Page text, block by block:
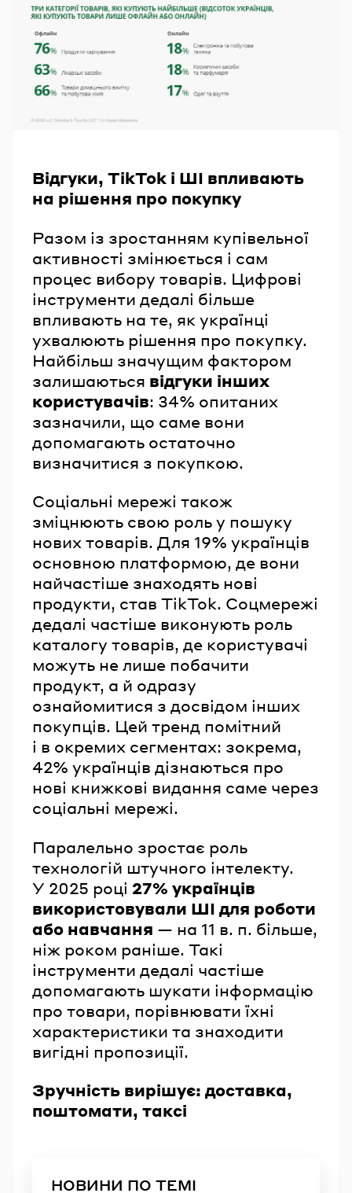
Відгуки, TikTok і ШІ впливають
на рішення про покупку
Разом із зростанням купівельної
активності змінюється і сам
процес вибору товарів. Цифрові
інструменти дедалі більше
впливають на те, як українці
ухвалюють рішення про покупку.
Найбільш значущим фактором
залишаються відгуки інших
користувачів: 34% опитаних
зазначили, що саме вони
допомагають остаточно
визначитися з покупкою.
Соціальні мережі також
зміцнюють свою роль у пошуку
нових товарів. Для 19% українців
основною платформою, де вони
найчастіше знаходять нові
продукти, став TikTok. Соцмережі
дедалі частіше виконують роль
каталогу товарів, де користувачі
можуть не лише побачити
продукт, а й одразу
ознайомитися з досвідом інших
покупців. Цей тренд помітний
і в окремих сегментах: зокрема,
42% українців дізнаються про
нові книжкові видання саме через
соціальні мережі.
Паралельно зростає роль
технологій штучного інтелекту.
У 2025 році 27% українців
використовували ШІ для роботи
або навчання — на 11 в. п. більше,
ніж роком раніше. Такі
інструменти дедалі частіше
допомагають шукати інформацію
про товари, порівнювати їхні
характеристики та знаходити
вигідні пропозиції.
Зручність вирішує: доставка,
поштомати, таксі
НОВИНИ ПО ТЕМІ